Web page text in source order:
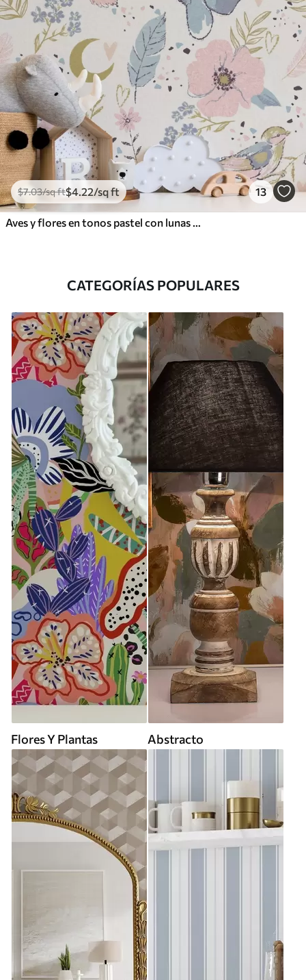
$7.03/sq ft$4.22/sq ft 13
Aves y flores en tonos pastel con lunas crecientes sobre fondo blanco
CATEGORÍAS POPULARES
Flores Y Plantas Abstracto